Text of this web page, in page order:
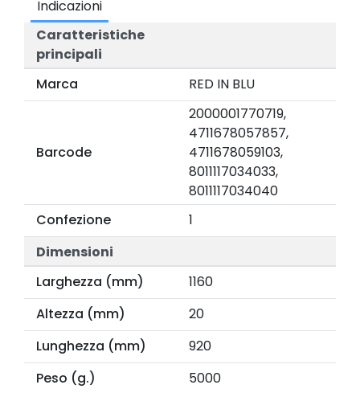
Indicazioni
Caratteristiche
principali
Marca
RED IN BLU
Barcode
2000001770719,
4711678057857,
4711678059103,
8011117034033,
8011117034040
Confezione
1
Dimensioni
Larghezza (mm)
1160
Altezza (mm)
20
Lunghezza (mm)
920
Peso (g.)
5000